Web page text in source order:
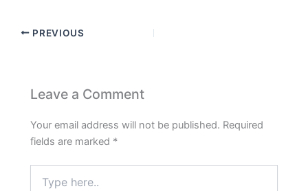
PREVIOUS
Leave a Comment
Your email address will not be published. Required
fields are marked *
here..